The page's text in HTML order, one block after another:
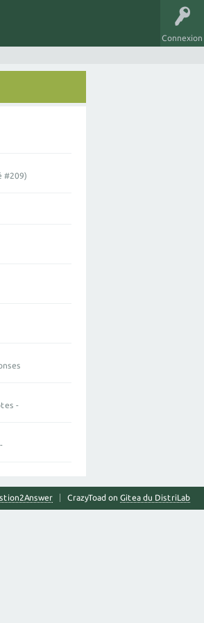
Connexion
#209)
-
CrazyToad on Gitea du DistriLab